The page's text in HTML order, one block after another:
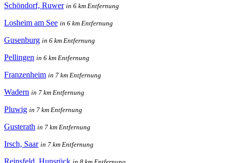
Schöndorf, Ruwer in 6 km Entfernung
Losheim am See in 6 km Entfernung
Gusenburg in 6 km Entfernung
Pellingen in 6 km Entfernung
Franzenheim in 7 km Entfernung
Wadern in 7 km Entfernung
Pluwig in 7 km Entfernung
Gusterath in 7 km Entfernung
Irsch, Saar in 7 km Entfernung
Reinsfeld, Hunsrück